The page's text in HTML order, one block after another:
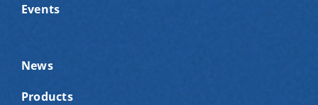
Events
News
Products